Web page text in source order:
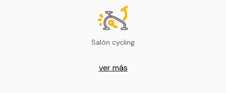
Salón cycling
ver más